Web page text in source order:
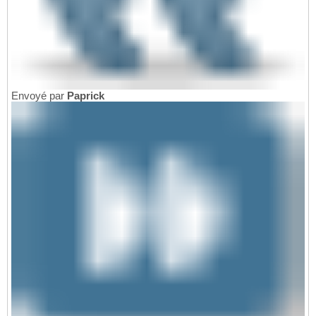
Envoyé par Paprick